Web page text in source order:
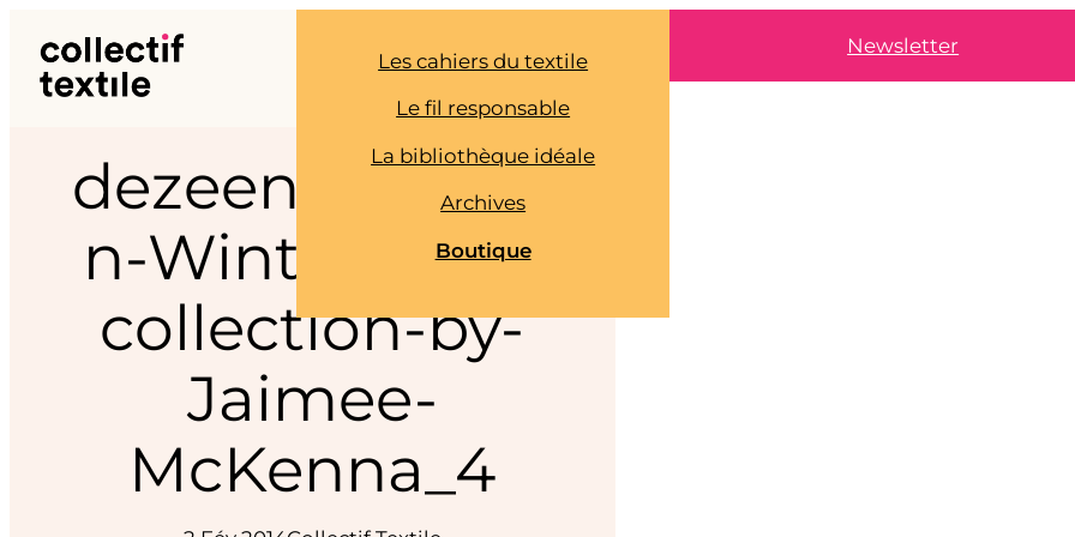
contenu
Les cahiers du textile
Le fil responsable
La bibliothèque idéale
Archives
Boutique
Newsletter
dezeen_Autum
n-Winter-2013-
collection-by-
Jaimee-
McKenna_4